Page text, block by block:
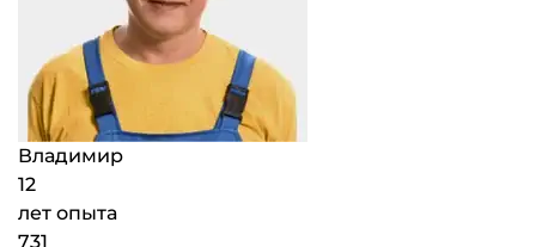
Владимир
12
лет опыта
731